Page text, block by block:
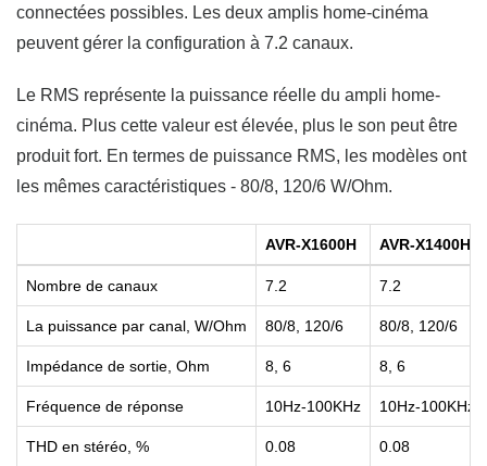
connectées possibles. Les deux amplis home-cinéma
peuvent gérer la configuration à 7.2 canaux.
Le RMS représente la puissance réelle du ampli home-
cinéma. Plus cette valeur est élevée, plus le son peut être
produit fort. En termes de puissance RMS, les modèles ont
les mêmes caractéristiques - 80/8, 120/6 W/Ohm.
AVR-X1600H AVR-X1400H
Nombre de canaux 7.2 7.2
La puissance par canal, W/Ohm 80/8, 120/6 80/8, 120/6
Impédance de sortie, Ohm 8, 6 8, 6
Fréquence de réponse 10Hz-100KHz 10Hz-100KHz
THD en stéréo, % 0.08 0.08